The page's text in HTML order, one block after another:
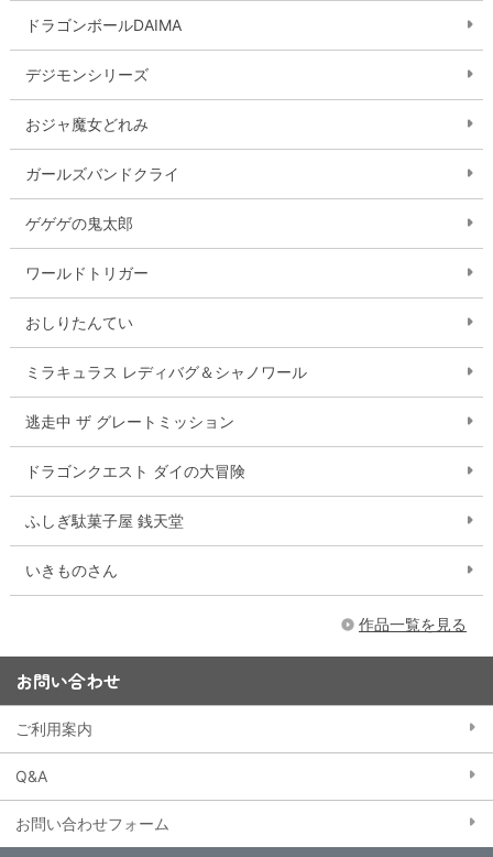
ドラゴンボールDAIMA
デジモンシリーズ
おジャ魔女どれみ
ガールズバンドクライ
ゲゲゲの鬼太郎
ワールドトリガー
おしりたんてい
ミラキュラス レディバグ＆シャノワール
逃走中 ザ グレートミッション
ドラゴンクエスト ダイの大冒険
ふしぎ駄菓子屋 銭天堂
いきものさん
作品一覧を見る
お問い合わせ
ご利用案内
Q&A
お問い合わせフォーム